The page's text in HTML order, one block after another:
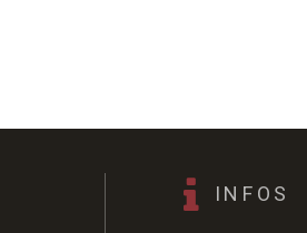
INFOS